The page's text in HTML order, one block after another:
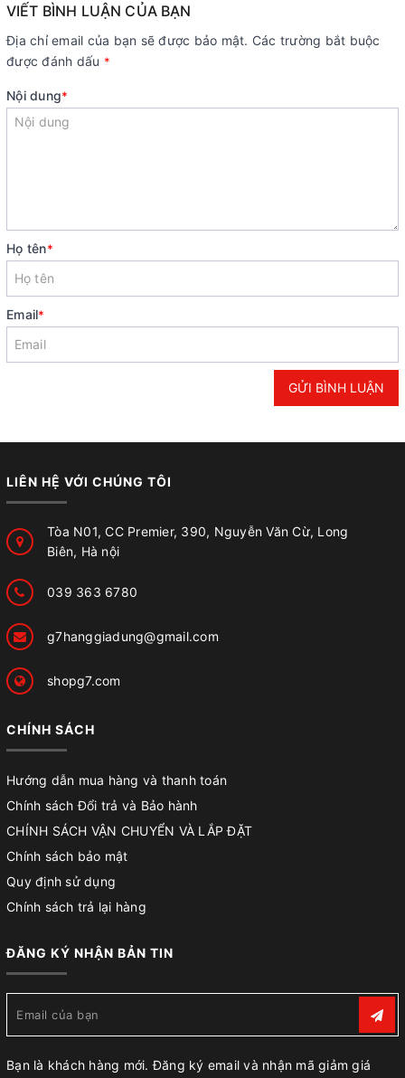
VIẾT BÌNH LUẬN CỦA BẠN
Địa chỉ email của bạn sẽ được bảo mật. Các trường bắt buộc
được đánh dấu *
Nội dung*
Họ tên*
Email*
GỬI BÌNH LUẬN
LIÊN HỆ VỚI CHÚNG TÔI
Tòa N01, CC Premier, 390, Nguyễn Văn Cừ, Long
Biên, Hà nội
039 363 6780
g7hanggiadung@gmail.com
shopg7.com
CHÍNH SÁCH
Hướng dẫn mua hàng và thanh toán
Chính sách Đổi trả và Bảo hành
CHÍNH SÁCH VẬN CHUYỂN VÀ LẮP ĐẶT
Chính sách bảo mật
Quy định sử dụng
Chính sách trả lại hàng
ĐĂNG KÝ NHẬN BẢN TIN
Bạn là khách hàng mới. Đăng ký email và nhận mã giảm giá